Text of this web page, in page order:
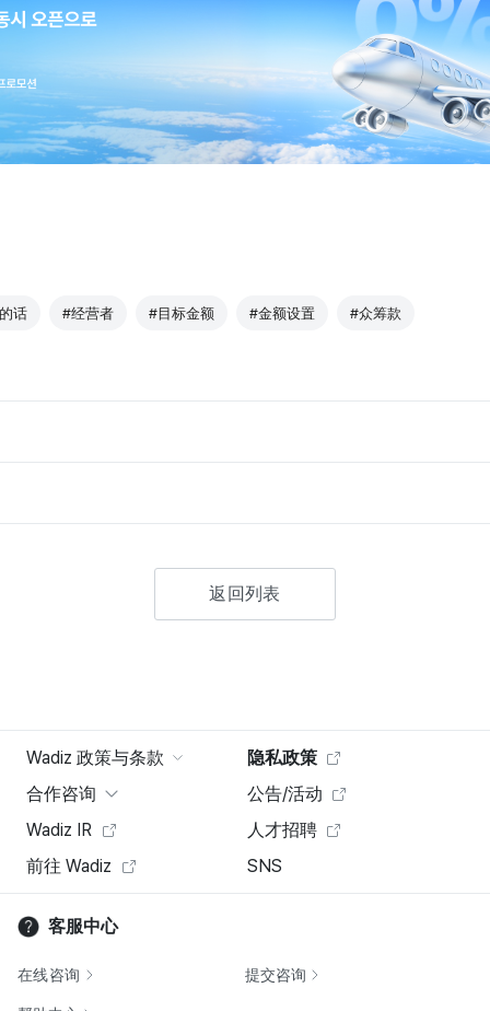
话 #经营者 #目标金额 #金额设置 #众筹款
返回列表
Wadiz 政策与条款
隐私政策
合作咨询
公告/活动
Wadiz IR
人才招聘
前往 Wadiz
SNS
客服中心
在线咨询 提交咨询